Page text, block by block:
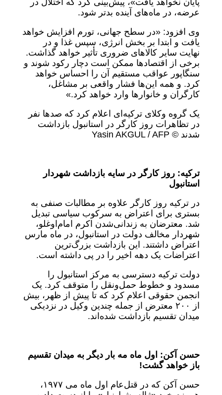
پایان نخواهد یافت»، پیش‌بینی کرد که اختلال در
عرضه، در ماه‌های آینده بدتر شود.
وی افزود: «در سطح جهانی، تورم افزایش خواهد
یافت و ابتدا بر بخش انرژی، سپس غذا و در
نهایت سایر کالاهای ضروری تأثیر خواهد گذاشت.
برخی از اقتصادها ممکن است دچار رکود شوند و
سنگاپور عواقب مستقیم آن را احساس خواهد
کرد. و همه این‌ها فشار واقعی بر مشاغل،
کارگران و خانوارها وارد خواهد کرد.»
یک گروه وکلای ترکیه‌ای اعلام کرد که صدها نفر
در تظاهرات روز کارگر در استانبول بازداشت
شدند © Yasin AKGUL / AFP
ترکیه: روز کارگر در سایه بازداشت شهردار
استانبول
در ترکیه روز کارگر علاوه بر مطالبات صنفی به
بستری برای اعتراض به سرکوب سیاسی تبدیل
شد. معترضان به زندانی‌شدن اکرم امام‌اوغلو،
شهردار مخالف دولت در استانبول، در ماه مارس
اعتراض داشتند. این بازداشت بزرگ‌ترین
اعتراضات یک دهه اخیر را در پی داشته است.
دولت ترکیه دسترسی به مرکز استانبول را
مسدود و خطوط حمل‌ونقل را متوقف کرد. یک
انجمن حقوقی اعلام کرد که تا پیش از ظهر، بیش
از ۲۰۰ معترض از جمله چندین وکیل در نزدیکی
میدان تقسیم بازداشت شده‌اند.
حسن آکن: اول ماه مه بار دیگر به میدان تقسیم
باز خواهد گشت!
حسن آکن که در قتل‌عام اول ماه می ۱۹۷۷،